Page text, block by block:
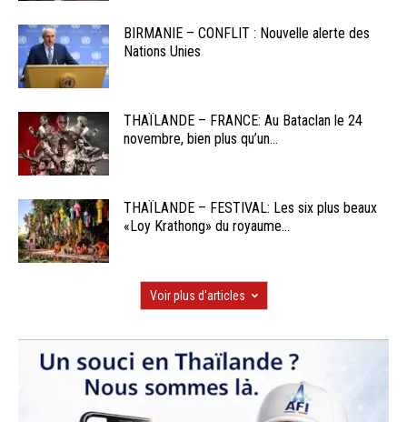
BIRMANIE – CONFLIT : Nouvelle alerte des
Nations Unies
THAÏLANDE – FRANCE: Au Bataclan le 24
novembre, bien plus qu’un...
THAÏLANDE – FESTIVAL: Les six plus beaux
«Loy Krathong» du royaume...
Voir plus d'articles